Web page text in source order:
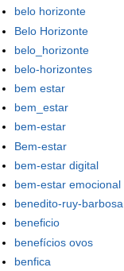
belo horizonte
Belo Horizonte
belo_horizonte
belo-horizontes
bem estar
bem_estar
bem-estar
Bem-estar
bem-estar digital
bem-estar emocional
benedito-ruy-barbosa
beneficio
benefícios ovos
benfica